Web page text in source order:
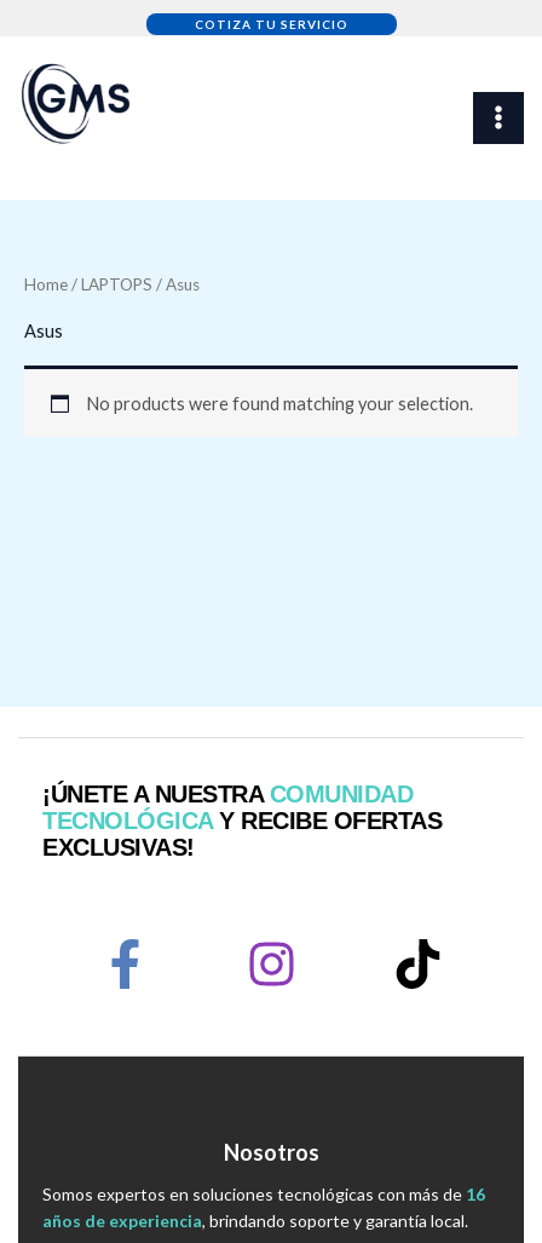
content
COTIZA TU SERVICIO
Home/LAPTOPS / Asus
Asus
No products were found matching your selection.
¡ÚNETE A NUESTRACOMUNIDAD
TECNOLÓGICAY RECIBE OFERTAS
EXCLUSIVAS!
Nosotros
Somos expertos en soluciones tecnológicas con más de 16
años de experiencia, brindando soporte y garantía local.